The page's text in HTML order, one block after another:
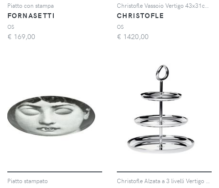
Piatto con stampa
FORNASETTI
OS
€ 169,00
CHRISTOFLE
OS
€ 1420,00
Piatto stampato